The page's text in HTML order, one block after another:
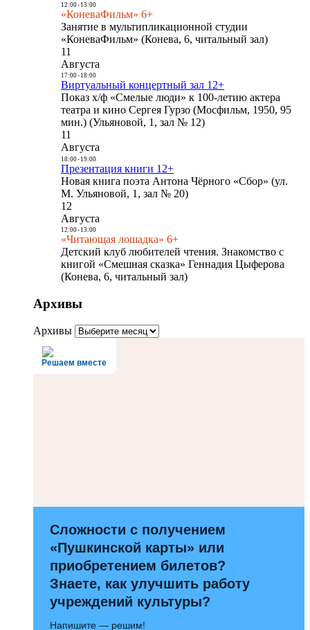
12:00- 13:00
«КоневаФильм» 6+
Занятие в мультипликационной студии
«КоневаФильм» (Конева, 6, читальный зал)
11
Августа
17:00- 18:00
Виртуальный концертный зал 12+
Показ х/ф «Смелые люди» к 100-летию актера
театра и кино Сергея Гурзо (Мосфильм, 1950, 95
мин.) (Ульяновой, 1, зал № 12)
11
Августа
18:00- 19:00
Презентация книги 12+
Новая книга поэта Антона Чёрного «Сбор» (ул.
М. Ульяновой, 1, зал № 20)
12
Августа
12:00- 13:00
«Читающая лошадка» 6+
Детский клуб любителей чтения. Знакомство с
книгой «Смешная сказка» Геннадия Цыферова
(Конева, 6, читальный зал)
Архивы
Архивы
Решаем вместе
Сложности с получением
«Пушкинской карты» или
приобретением билетов?
Знаете, как улучшить работу
учреждений культуры?
Напишите — решим!